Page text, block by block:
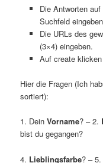
Die Antworten
Suchfeld
Die URLs des
(3×4) eingeben.
Auf create
Hier die Fragen (Ich
sortiert):
1. DeinVorname? – 2.
bist du gegangen?
4. Lieblingsfarbe? –